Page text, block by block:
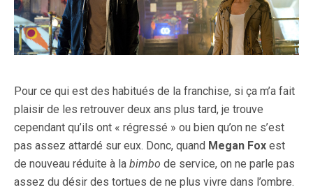
Pour ce qui est des habitués de la franchise, si ça m’a fait
plaisir de les retrouver deux ans plus tard, je trouve
cependant qu’ils ont « régressé » ou bien qu’on ne s’est
pas assez attardé sur eux. Donc, quand Megan Fox est
de nouveau réduite à la bimbo de service, on ne parle pas
assez du désir des tortues de ne plus vivre dans l’ombre.